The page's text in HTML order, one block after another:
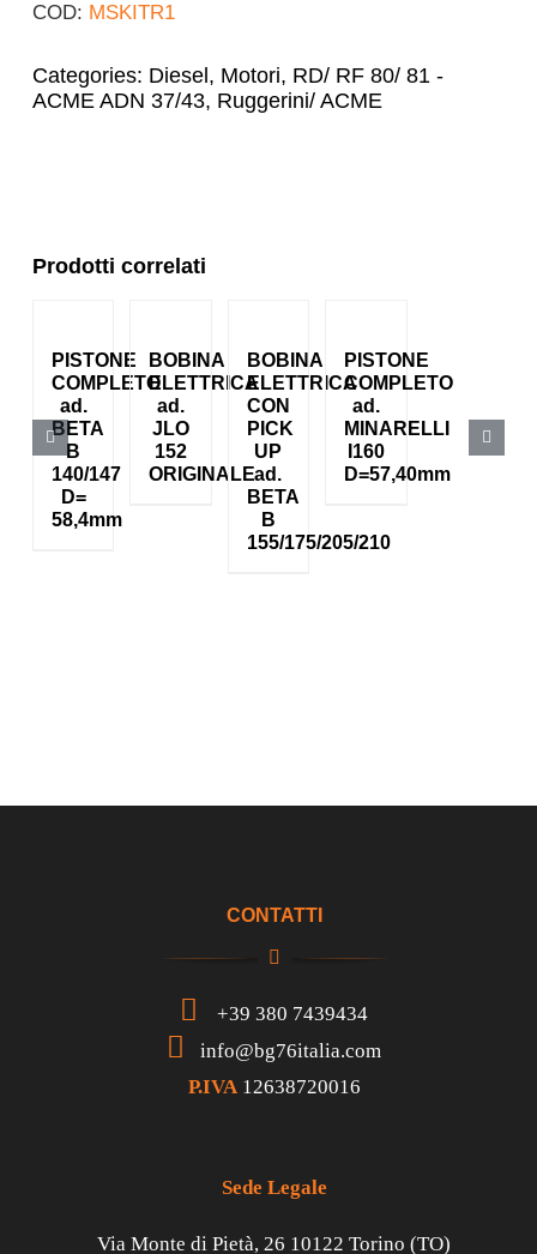
COD: MSKITR1
Categories: Diesel, Motori, RD/ RF 80/ 81 -
ACME ADN 37/43, Ruggerini/ ACME
Prodotti correlati
PISTONE
COMPLETO
ad.
BETA
B
140/147
D=
58,4mm
BOBINA
ELETTRICA
ad.
JLO
152
ORIGINALE
BOBINA
ELETTRICA
CON
PICK
UP
ad.
BETA
B
155/175/205/210
PISTONE
COMPLETO
ad.
MINARELLI
I160
D=57,40mm
CONTATTI
+39 380 7439434
info@bg76italia.com
P.IVA 12638720016
Sede Legale
Via Monte di Pietà, 26 10122 Torino (TO)